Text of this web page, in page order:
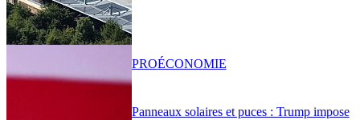
Panneaux solaires et puces : Trump impose
PROÉCONOMIE